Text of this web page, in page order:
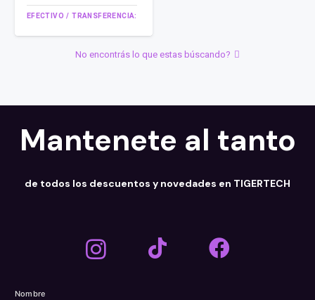
EFECTIVO / TRANSFERENCIA:
No encontrás lo que estas búscando?
Mantenete al tanto
de todos los descuentos y novedades en TIGERTECH
Nombre